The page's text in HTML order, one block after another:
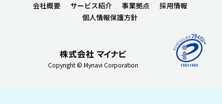
Copyright © Mynavi Corporation
会社概要 サービス紹介 事業拠点
採用情報
個人情報保護方針